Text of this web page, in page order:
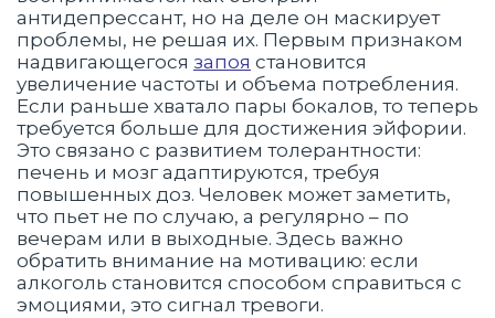
антидепрессант, но на деле он маскирует
проблемы, не решая их. Первым признаком
надвигающегося запоя становится
увеличение частоты и объема потребления.
Если раньше хватало пары бокалов, то теперь
требуется больше для достижения эйфории.
Это связано с развитием толерантности:
печень и мозг адаптируются, требуя
повышенных доз. Человек может заметить,
что пьет не по случаю, а регулярно – по
вечерам или в выходные. Здесь важно
обратить внимание на мотивацию: если
алкоголь становится способом справиться с
эмоциями, это сигнал тревоги.